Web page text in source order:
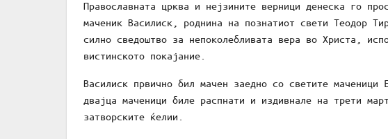
Православната црква и нејзините верници денеска го
маченик Василиск, роднина на познатиот свети Теодор
силно сведоштво за непоколебливата вера во Христа,
вистинското покајание.
Василиск првично бил мачен заедно со светите маченици
двајца маченици биле распнати и издивнале на трети
затворските ќелии.